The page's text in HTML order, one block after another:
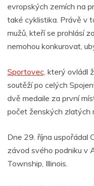
evropských zemích na
také cyklistika. Právě v
mužů, kteří se prohlásí
nemohou konkurovat,
Sportovec, který ovládl
soutěží po celých
dvě medaile za první
počet ženských zlatých
Dne 29. října uspořádal
závod svého podniku v
Township, Illinois.